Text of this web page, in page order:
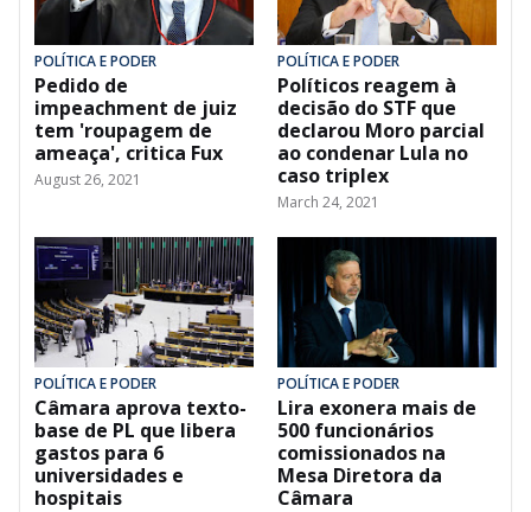
POLÍTICA E PODER
Pedido de
impeachment de juiz
tem 'roupagem de
ameaça', critica Fux
August 26, 2021
POLÍTICA E PODER
Políticos reagem à
decisão do STF que
declarou Moro parcial
ao condenar Lula no
caso triplex
March 24, 2021
POLÍTICA E PODER
Câmara aprova texto-
base de PL que libera
gastos para 6
universidades e
hospitais
POLÍTICA E PODER
Lira exonera mais de
500 funcionários
comissionados na
Mesa Diretora da
Câmara